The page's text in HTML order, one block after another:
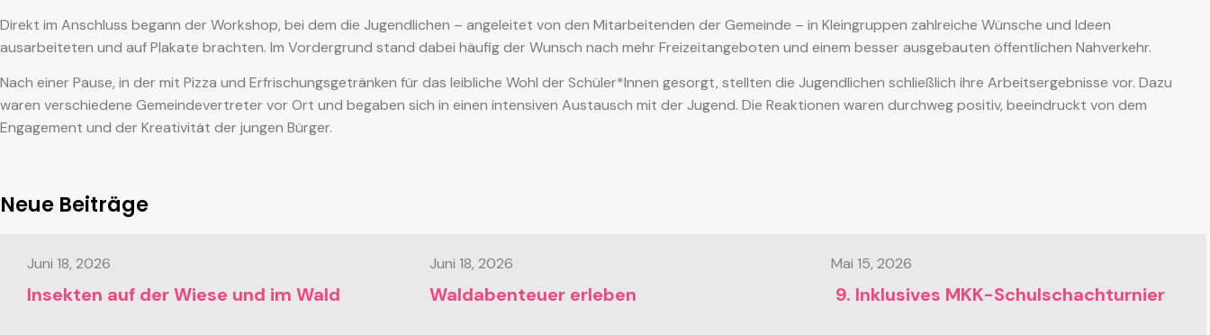
Direkt im Anschluss begann der Workshop, bei dem die Jugendlichen – angeleitet von den Mitarbeitenden der Gemeinde – in Kleingruppen zahlreiche Wünsche und Ideen
ausarbeiteten und auf Plakate brachten. Im Vordergrund stand dabei häufig der Wunsch nach mehr Freizeitangeboten und einem besser ausgebauten öffentlichen Nahverkehr.
Nach einer Pause, in der mit Pizza und Erfrischungsgetränken für das leibliche Wohl der Schüler*Innen gesorgt, stellten die Jugendlichen schließlich ihre Arbeitsergebnisse vor. Dazu
waren verschiedene Gemeindevertreter vor Ort und begaben sich in einen intensiven Austausch mit der Jugend. Die Reaktionen waren durchweg positiv, beeindruckt von dem
Engagement und der Kreativität der jungen Bürger.
Neue Beiträge
Juni 18, 2026
Insekten auf der Wiese und im Wald
Juni 18, 2026
Waldabenteuer erleben
Mai 15, 2026
9. Inklusives MKK-Schulschachturnier